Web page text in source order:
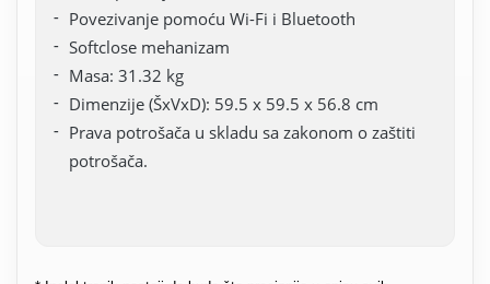
Povezivanje pomoću Wi-Fi i Bluetooth
Softclose mehanizam
Masa: 31.32 kg
Dimenzije (ŠxVxD): 59.5 x 59.5 x 56.8 cm
Prava potrošača u skladu sa zakonom o zaštiti
potrošača.